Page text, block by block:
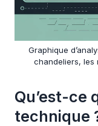
Graphique
chandeliers, les
Qu’est-ce
technique